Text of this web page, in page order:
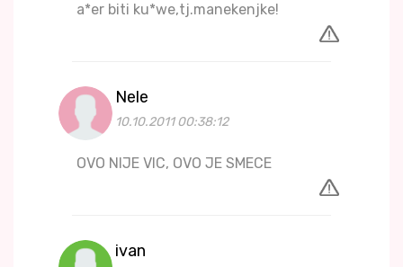
a*er biti ku*we,tj.manekenjke!
Nele
10.10.2011 00:38:12
OVO NIJE VIC, OVO JE SMECE
ivan